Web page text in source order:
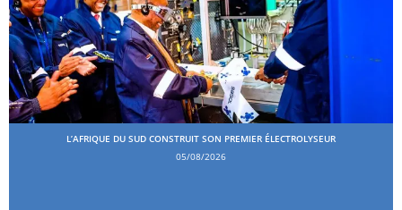
L’AFRIQUE DU SUD CONSTRUIT SON PREMIER ÉLECTROLYSEUR
05/08/2026